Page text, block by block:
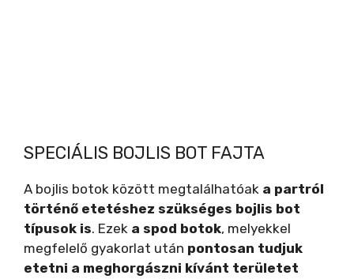
SPECIÁLIS BOJLIS BOT FAJTA
A bojlis botok között megtalálhatóak a partról
történő etetéshez szükséges bojlis bot
típusok is. Ezek a spod botok, melyekkel
megfelelő gyakorlat után pontosan tudjuk
etetni a meghorgászni kívánt területet